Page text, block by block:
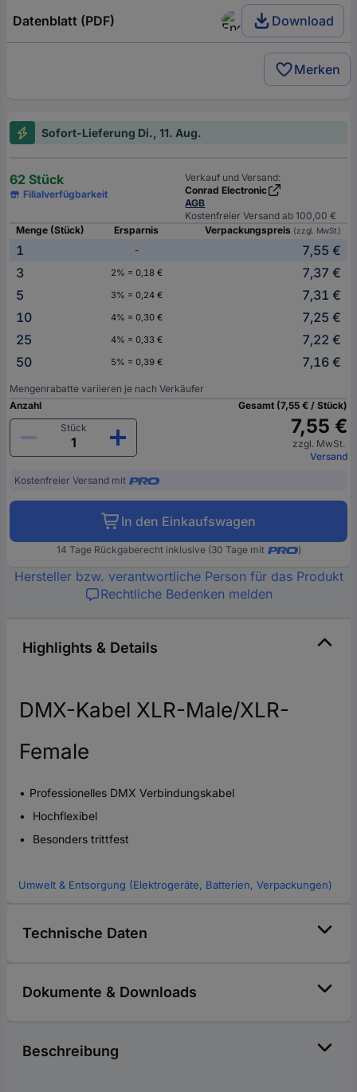
Datenblatt (PDF) Download
Merken
Sofort-Lieferung Di., 11. Aug.
62 Stück
Filialverfügbarkeit
Verkauf und Versand:
Conrad Electronic
AGB
Kostenfreier Versand ab 100,00 €
Menge (Stück)
Ersparnis Verpackungspreis (zzgl. MwSt.)
1 -
7,55 €
3
2% = 0,18 €
7,37 €
5
3% = 0,24 €
7,31 €
10
4% = 0,30 €
7,25 €
25
4% = 0,33 €
7,22 €
50
5% = 0,39 € 7,16 €
Mengenrabatte variieren je nach Verkäufer
Anzahl
Stück
Gesamt (7,55 € / Stück)
7,55 €
zzgl. MwSt.
Versand
Kostenfreier Versand mit
In den Einkaufswagen
14 Tage Rückgaberecht inklusive (30 Tage mit )
Hersteller bzw. verantwortliche Person für das Produkt
Rechtliche Bedenken melden
Highlights & Details
DMX-Kabel XLR-Male/XLR-
Female
Professionelles DMX Verbindungskabel
Hochflexibel
Besonders trittfest
Umwelt & Entsorgung (Elektrogeräte, Batterien, Verpackungen)
Technische Daten
Dokumente & Downloads
Beschreibung